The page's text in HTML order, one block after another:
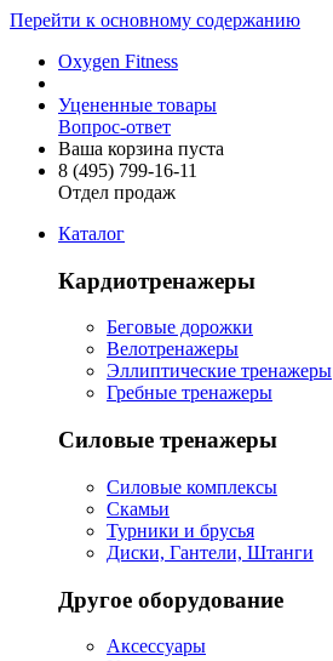
Перейти к основному содержанию
Oxygen Fitness
Уцененные товары
Вопрос-ответ
Ваша корзина пуста
8 (495) 799-16-11
Отдел продаж
Каталог
Кардиотренажеры
Беговые дорожки
Велотренажеры
Эллиптические тренажеры
Гребные тренажеры
Силовые тренажеры
Силовые комплексы
Скамьи
Турники и брусья
Диски, Гантели, Штанги
Другое оборудование
Аксессуары